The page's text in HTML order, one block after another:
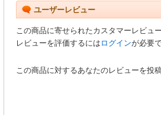
ユーザーレビュー
この商品に寄せられたカスタマーレビュ
レビューを評価するには ログインが必要で
この商品に対するあなたのレビューを投